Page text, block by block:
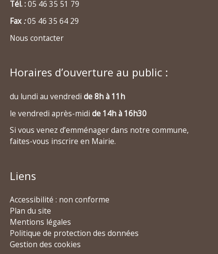
Tél. :05 46 35 51 79
Fax:05 46 35 64 29
Nous contacter
Horaires d’ouverture au public :
du lundi au vendredi de 8h à 11h
le vendredi après-midi de 14h à 16h30
Si vous venez d’emménager dans notre commune,
faites-vous inscrire en Mairie.
Liens
Accessibilité : non conforme
Plan du site
Mentions légales
Politique de protection des données
Gestion des cookies